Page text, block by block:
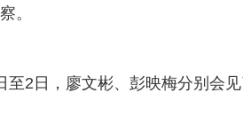
。
至2日，廖文彬、彭映梅分别会